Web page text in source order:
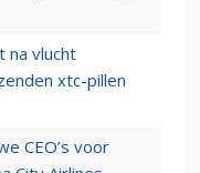
na vlucht
xtc-pillen
CEO’s voor